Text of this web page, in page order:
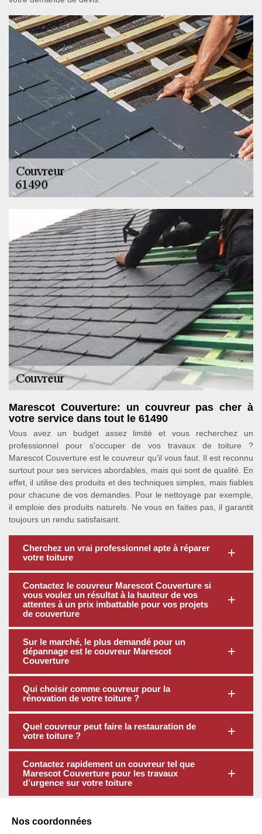
Marescot Couverture: un couvreur pas cher à
votre service dans tout le 61490
Vous avez un budget assez limité et vous recherchez un
professionnel pour s'occuper de vos travaux de toiture ?
Marescot Couverture est le couvreur qu'il vous faut. Il est reconnu
surtout pour ses services abordables, mais qui sont de qualité. En
effet, il utilise des produits et des techniques simples, mais fiables
pour chacune de vos demandes. Pour le nettoyage par exemple,
il emploie des produits naturels. Ne vous en faites pas, il garantit
toujours un rendu satisfaisant.
Cherchez un vrai professionnel apte à réparer
votre toiture
Contactez le couvreur Marescot Couverture si
vous voulez un résultat à la hauteur de vos
attentes à un prix imbattable pour vos projets
de couverture
Sur le marché, le plus demandé pour un
dépannage est le couvreur Marescot
Couverture
Qui choisir comme couvreur pour la
rénovation de votre toiture ?
Quel couvreur peut faire la restauration de
votre toiture ?
Contactez rapidement un couvreur tel que
Marescot Couverture pour les travaux
d’urgence sur votre toiture
Nos coordonnées